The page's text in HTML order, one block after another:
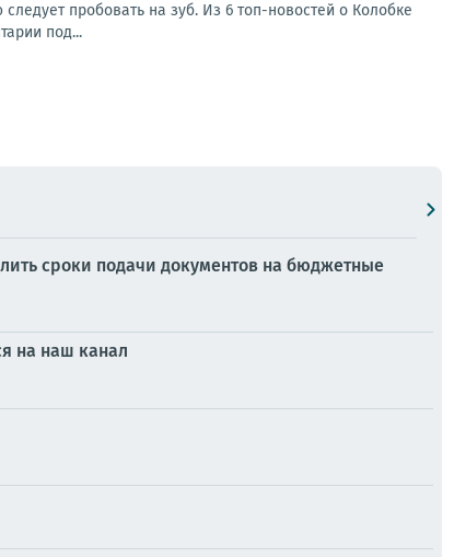
пробовать на зуб. Из 6 топ-новостей о Колобке
под...
сроки подачи документов на бюджетные
на наш канал